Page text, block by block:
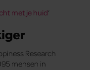
met je huid‘
Research
mensen in